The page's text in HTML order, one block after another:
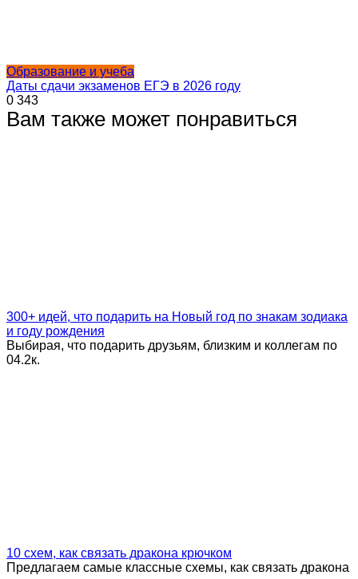
Образование и учеба
Даты сдачи экзаменов ЕГЭ в 2026 году
0 343
Вам также может понравиться
300+ идей, что подарить на Новый год по знакам зодиака
и году рождения
Выбирая, что подарить друзьям, близким и коллегам по
04.2к.
10 схем, как связать дракона крючком
Предлагаем самые классные схемы, как связать дракона